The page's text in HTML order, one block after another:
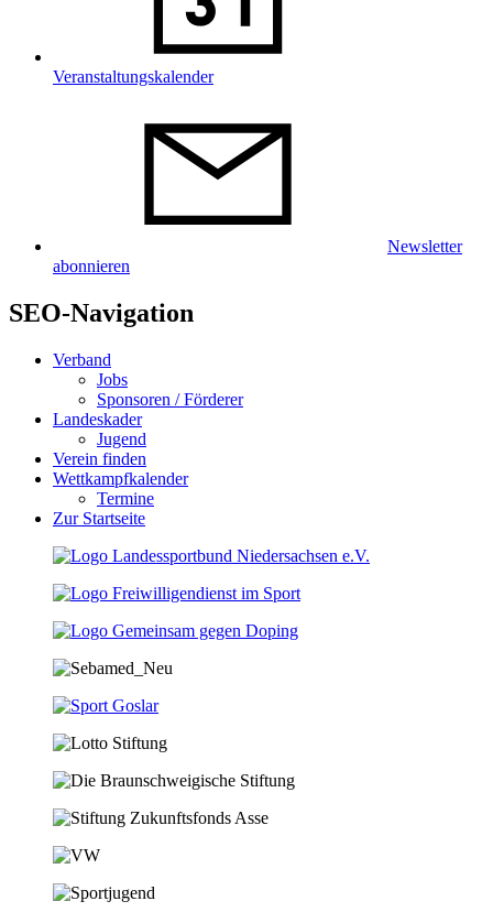
Veranstaltungskalender
Newsletter
abonnieren
SEO-Navigation
Verband
Jobs
Sponsoren / Förderer
Landeskader
Jugend
Verein finden
Wettkampfkalender
Termine
Zur Startseite